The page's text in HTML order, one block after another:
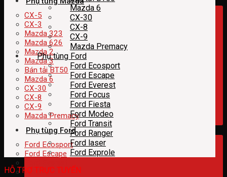
CX-5
CX-3
Mazda 323
Mazda 626
Mazda 2
Mazda 3
Bán tải BT50
Mazda 6
CX-30
CX-8
CX-9
Mazda Premacy
Phụ tùng Ford
Ford Ecosport
Ford Escape
Ford Focus
Mazda 6
CX-30
CX-8
CX-9
Mazda Premacy
Phụ tùng Ford
Ford Ecosport
Ford Escape
Ford Everest
Ford Focus
Ford Fiesta
Ford Modeo
Ford Transit
Ford Ranger
Ford laser
Ford Exprole
HỖ TRỢ TRỰC TUYẾN